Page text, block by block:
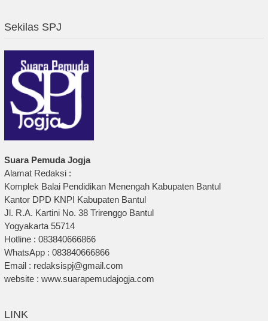
Sekilas SPJ
Suara Pemuda Jogja
Alamat Redaksi :
Komplek Balai Pendidikan Menengah Kabupaten Bantul
Kantor DPD KNPI Kabupaten Bantul
Jl. R.A. Kartini No. 38 Trirenggo Bantul
Yogyakarta 55714
Hotline : 083840666866
WhatsApp : 083840666866
Email : redaksispj@gmail.com
website : www.suarapemudajogja.com
LINK